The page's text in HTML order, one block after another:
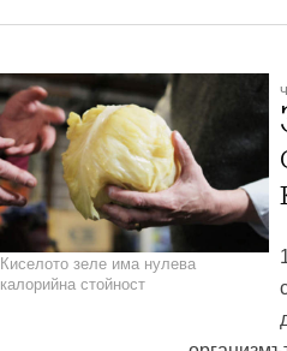
Киселото зеле има нулева
калорийна стойност